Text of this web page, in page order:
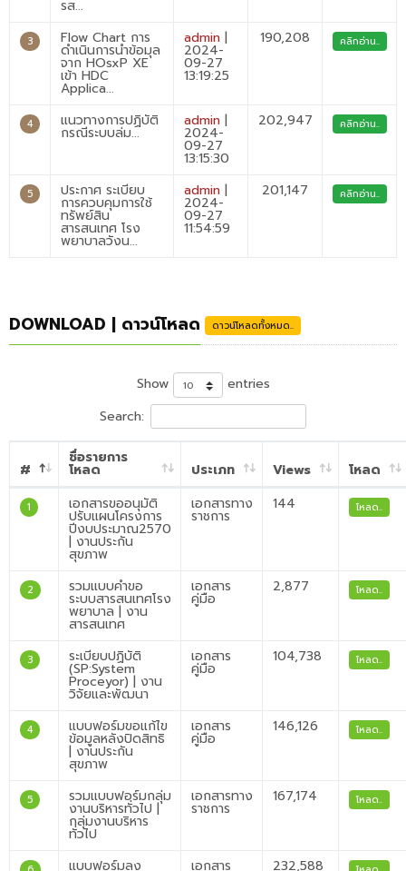
รส...
3 Flow Chart การ
ดำเนินการนำข้อมุล
จาก HOsxP XE
เข้า HDC
Applica...
admin|
2024-
09-27
13:19:25
190,208 คลิกอ่าน..
4 แนวทางการปฏิบัติ
กรณีระบบล่ม...
admin|
2024-
09-27
13:15:30
202,947 คลิกอ่าน..
5 ประกาศ ระเบียบ
การควบคุมการใช้
ทรัพย์สิน
สารสนเทศ โรง
พยาบาลวังน...
admin|
2024-
09-27
11:54:59
201,147 คลิกอ่าน..
DOWNLOAD | ดาวน์โหลด ดาวน์โหลดทั้งหมด..
Show
entries
Search:
#
ชื่อรายการ
โหลด ประเภท Views โหลด
1 เอกสารขออนุมัติ
ปรับแผนโครงการ
ปีงบประมาณ2570
| งานประกัน
สุขภาพ
เอกสารทาง
ราชการ
144 โหลด..
2 รวมแบบคำขอ
ระบบสารสนเทศโรง
พยาบาล | งาน
สารสนเทศ
เอกสาร
คู่มือ
2,877 โหลด..
3 ระเบียบปฏิบัติ
(SP:System
Proceyor) | งาน
วิจัยและพัฒนา
เอกสาร
คู่มือ
104,738 โหลด..
4 แบบฟอร์มขอแก้ไข
ข้อมูลหลังปิดสิทธิ
| งานประกัน
สุขภาพ
เอกสาร
คู่มือ
146,126 โหลด..
5 รวมแบบฟอร์มกลุ่ม
งานบริหารทั่วไป |
กลุ่มงานบริหาร
ทั่วไป
เอกสารทาง
ราชการ
167,174 โหลด..
แบบฟอร์มลง เอกสาร 232,588